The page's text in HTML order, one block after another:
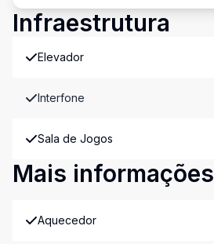
Infraestrutura
Elevador
Interfone
Sala de Jogos
Mais informações
Aquecedor